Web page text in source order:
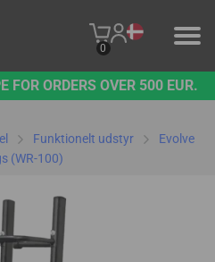
0
FOR ORDERS OVER 500 EUR.
Funktionelt udstyr
Evolve
(WR-100)